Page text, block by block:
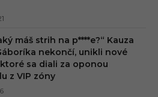
máš strih na p****e?“ Kauza
nekončí, unikli nové
sa diali za oponou
z VIP zóny